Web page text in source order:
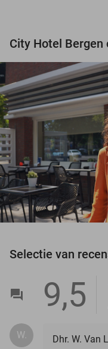
City Hotel Bergen
Selectie van
9,5
W.
Dhr. W. Van